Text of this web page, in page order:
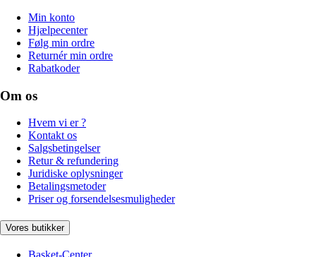
Min konto
Hjælpecenter
Følg min ordre
Returnér min ordre
Rabatkoder
Om os
Hvem vi er ?
Kontakt os
Salgsbetingelser
Retur & refundering
Juridiske oplysninger
Betalingsmetoder
Priser og forsendelsesmuligheder
Vores butikker
Basket-Center